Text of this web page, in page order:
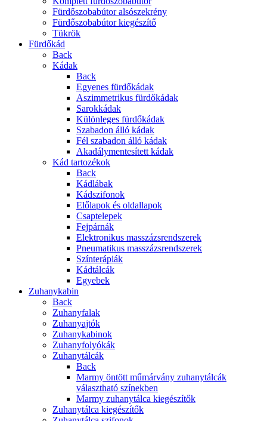
Fürdőszobabútor alsószekrény
Fürdőszobabútor kiegészítő
Tükrök
Fürdőkád
Back
Kádak
Back
Egyenes fürdőkádak
Aszimmetrikus fürdőkádak
Sarokkádak
Különleges fürdőkádak
Szabadon álló kádak
Fél szabadon álló kádak
Akadálymentesített kádak
Kád tartozékok
Back
Kádlábak
Kádszifonok
Előlapok és oldallapok
Csaptelepek
Fejpárnák
Elektronikus masszázsrendszerek
Pneumatikus masszázsrendszerek
Színterápiák
Kádtálcák
Egyebek
Zuhanykabin
Back
Zuhanyfalak
Zuhanyajtók
Zuhanykabinok
Zuhanyfolyókák
Zuhanytálcák
Back
Marmy öntött műmárvány zuhanytálcák
választható színekben
Marmy zuhanytálca kiegészítők
Zuhanytálca kiegészítők